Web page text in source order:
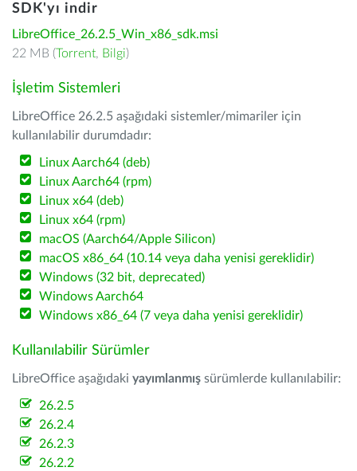
SDK'yı indir
LibreOffice_26.2.5_Win_x86_sdk.msi
22 MB (Torrent, Bilgi)
İşletim Sistemleri
LibreOffice 26.2.5 aşağıdaki sistemler/mimariler için
kullanılabilir durumdadır:
Linux Aarch64 (deb)
Linux Aarch64 (rpm)
Linux x64 (deb)
Linux x64 (rpm)
macOS (Aarch64/Apple Silicon)
macOS x86_64 (10.14 veya daha yenisi gereklidir)
Windows (32 bit, deprecated)
Windows Aarch64
Windows x86_64 (7 veya daha yenisi gereklidir)
Kullanılabilir Sürümler
LibreOffice aşağıdaki yayımlanmış sürümlerde kullanılabilir:
26.2.5
26.2.4
26.2.3
26.2.2